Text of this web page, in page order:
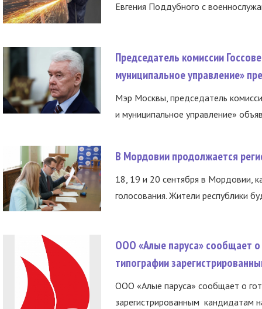
Евгения Поддубного с
Председатель комиссии
муниципальное управление»
Мэр Москвы, председатель
и муниципальное управление»
В Мордовии продолжается
18, 19 и 20 сентября в Мордовии,
голосования. Жители республики
ООО «Алые паруса» сообщает о
типографии
ООО «Алые паруса» сообщает о
зарегистрированным кандидатам